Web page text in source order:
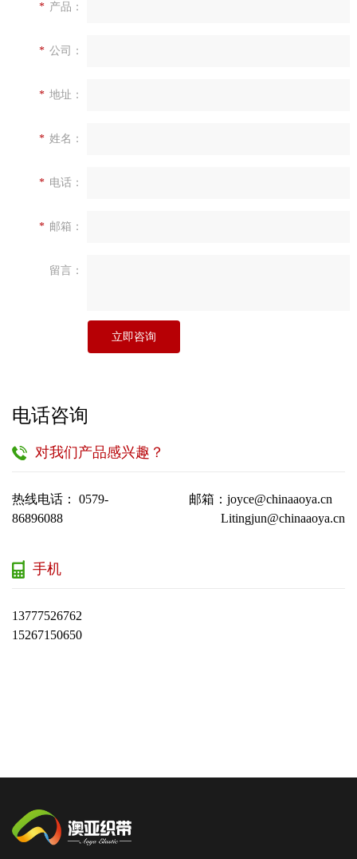
* 产品：
* 公司：
* 地址：
* 姓名：
* 电话：
* 邮箱：
留言：
立即咨询
电话咨询
对我们产品感兴趣？
热线电话： 0579-
86896088
邮箱：joyce@chinaaoya.cn
Litingjun@chinaaoya.cn
手机
13777526762
15267150650